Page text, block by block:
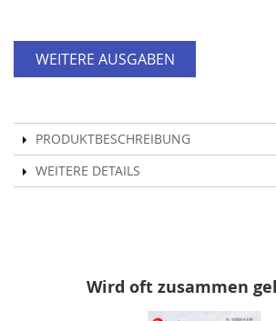
WEITERE AUSGABEN
PRODUKTBESCHREIBUNG
WEITERE DETAILS
Wird oft zusammen